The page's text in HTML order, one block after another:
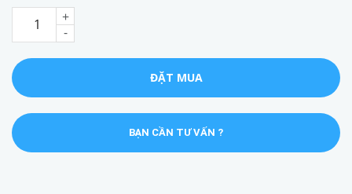
-
+
ĐẶT MUA
BẠN CẦN TƯ VẤN ?